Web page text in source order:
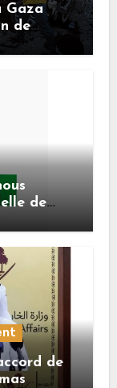
Gaza
de
de
de
l’accord
de